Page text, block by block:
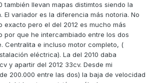
también llevan mapas distimtos siendo la
El variador es la diferencia más notoria. No
exacto pero el del 2012 es mucho más
por que he intercambiado entre los dos
Centralita e incluso motor completo, (
eléctrica). La del 2010 daba
y apartir del 2012 33cv. Desde mi
200.000 entre las dos) la baja de velocidad